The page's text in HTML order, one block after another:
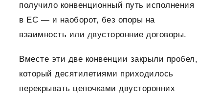
получило конвенционный путь исполнения
в ЕС — и наоборот, без опоры на
взаимность или двусторонние договоры.
Вместе эти две конвенции закрыли пробел,
который десятилетиями приходилось
перекрывать цепочками двусторонних